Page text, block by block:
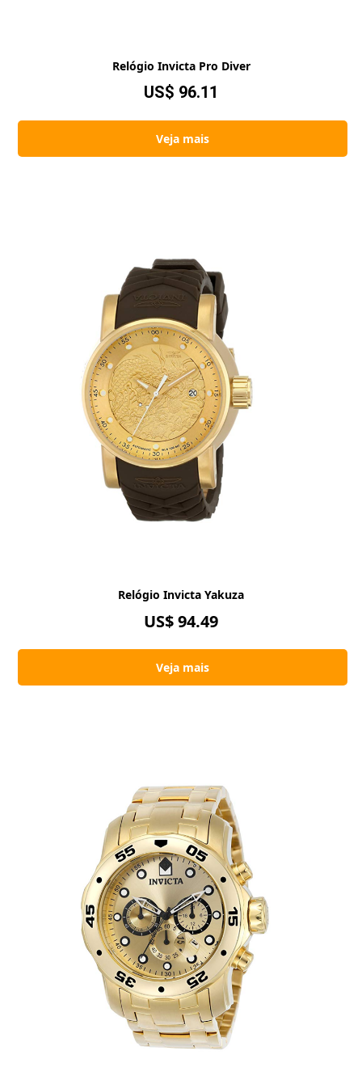
Relógio Invicta Pro Diver
US$ 96.11
Veja mais
Relógio Invicta Yakuza
US$ 94.49
Veja mais